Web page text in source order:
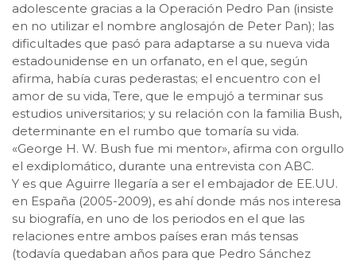
adolescente gracias a la Operación Pedro Pan (insiste
en no utilizar el nombre anglosajón de Peter Pan); las
dificultades que pasó para adaptarse a su nueva vida
estadounidense en un orfanato, en el que, según
afirma, había curas pederastas; el encuentro con el
amor de su vida, Tere, que le empujó a terminar sus
estudios universitarios; y su relación con la familia Bush,
determinante en el rumbo que tomaría su vida.
«George H. W. Bush fue mi mentor», afirma con orgullo
el exdiplomático, durante una entrevista con ABC.
Y es que Aguirre llegaría a ser el embajador de EE.UU.
en España (2005-2009), es ahí donde más nos interesa
su biografía, en uno de los periodos en el que las
relaciones entre ambos países eran más tensas
(todavía quedaban años para que Pedro Sánchez